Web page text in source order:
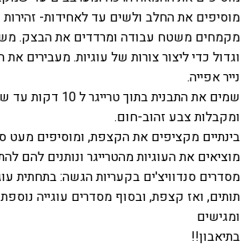
מוסיפים את החלב ולשים עד לאחידות- זהירות
מקמחים משטח עבודה ומרדדים את הבצק.
וגדול כדי ליצור צורות של עוגיות. מעבירים
נייר אפייה.
שמים את התבנית
ומקבלות צבע זהוב-חום.
בינתיים מקציפים את הקצפת, ומוסיפים מעט
מוציאים את העוגיות מהטרייגר ונותנים להם
מסדרים סנדוויצ'ים בקעריות הגשה: בתחתית
תותים, ואז קצפת, ובסוף מסדרים עוגייה
ומגישים
בתיאבון!!